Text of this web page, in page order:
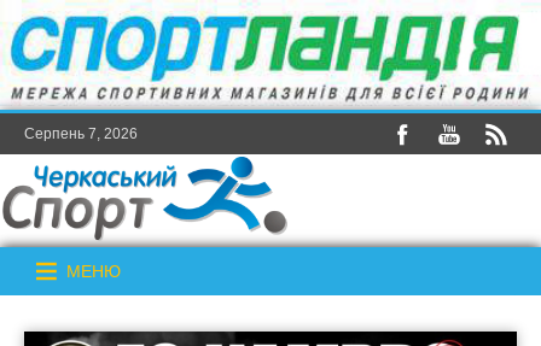
Серпень 7, 2026
МЕНЮ